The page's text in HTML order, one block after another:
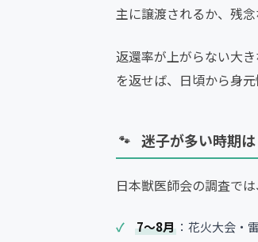
主に譲渡されるか、残
返還率が上がらない大き
を返せば、日頃から身
迷子が多い時期は
日本獣医師会の調査で
7〜8月 ：花火大会・